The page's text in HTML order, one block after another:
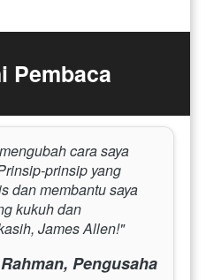
Pembaca
cara saya
prinsip yang
dan membantu saya
kukuh dan
James Allen!"
Pengusaha